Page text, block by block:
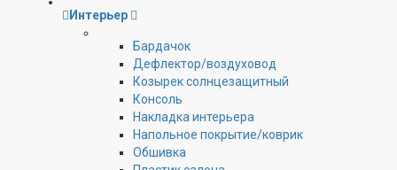
Интерьер
Бардачок
Дефлектор/воздуховод
Козырек солнцезащитный
Консоль
Накладка интерьера
Напольное покрытие/коврик
Обшивка